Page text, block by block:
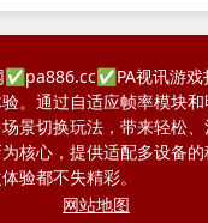
✅pa886.cc✅PA视讯游
。通过自适应帧率模块
景切换玩法，带来轻松
核心，提供适配多设备
验都不失精彩。
网站地图